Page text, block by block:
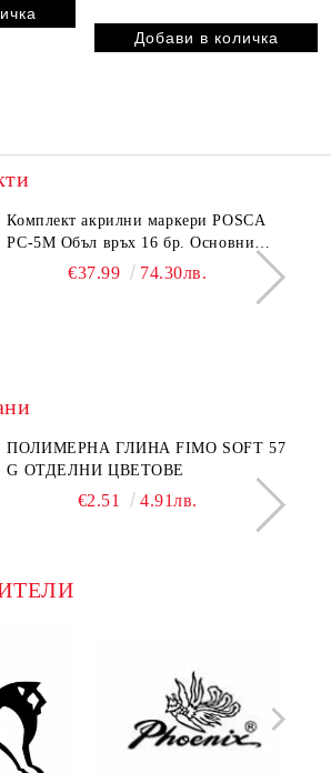
Комплeкт акрилни маркери POSCA
PC-5M Объл връх 16 бр. Основни
€37.99 74.30лв.
ПОЛИМЕРНА ГЛИНА FIMO SOFT 57
G ОТДЕЛНИ ЦВЕТОВЕ
€2.51 4.91лв.